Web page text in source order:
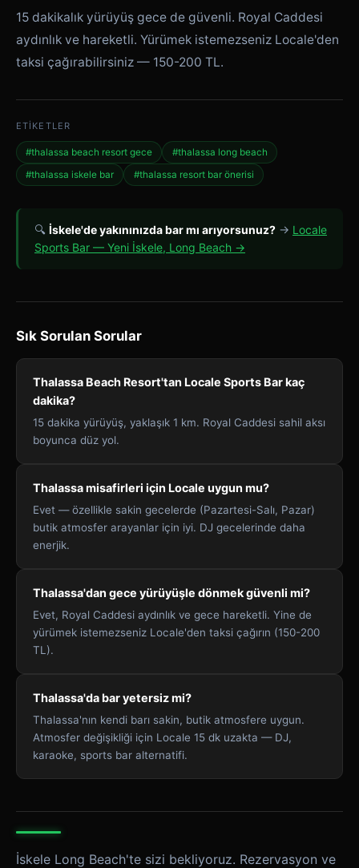
15 dakikalık yürüyüş gece de güvenli. Royal Caddesi
aydınlık ve hareketli. Yürümek istemezseniz Locale'den
taksi çağırabilirsiniz — 150-200 TL.
ETIKETLER
#thalassa beach resort gece
#thalassa long beach
#thalassa iskele bar
#thalassa resort bar önerisi
🔍 İskele'de yakınınızda bar mı arıyorsunuz? → Locale
Sports Bar — Yeni İskele, Long Beach →
Sık Sorulan Sorular
Thalassa Beach Resort'tan Locale Sports Bar kaç
dakika?
15 dakika yürüyüş, yaklaşık 1 km. Royal Caddesi sahil aksı
boyunca düz yol.
Thalassa misafirleri için Locale uygun mu?
Evet — özellikle sakin gecelerde (Pazartesi-Salı, Pazar)
butik atmosfer arayanlar için iyi. DJ gecelerinde daha
enerjik.
Thalassa'dan gece yürüyüşle dönmek güvenli mi?
Evet, Royal Caddesi aydınlık ve gece hareketli. Yine de
yürümek istemezseniz Locale'den taksi çağırın (150-200
TL).
Thalassa'da bar yetersiz mi?
Thalassa'nın kendi barı sakin, butik atmosfere uygun.
Atmosfer değişikliği için Locale 15 dk uzakta — DJ,
karaoke, sports bar alternatifi.
İskele Long Beach'te sizi bekliyoruz. Rezervasyon ve